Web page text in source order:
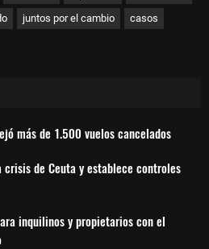
juntos por el cambio casos
más de 1.500 vuelos cancelados
crisis de Ceuta y establece controles
inquilinos y propietarios con el